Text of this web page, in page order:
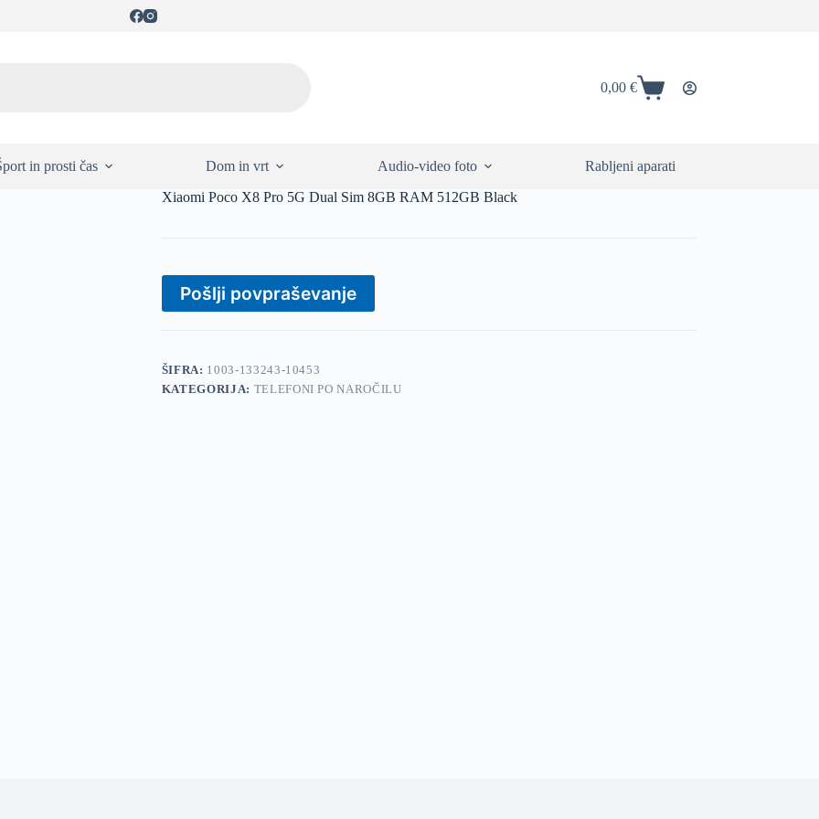
Shopping
0,00 €
in prosti čas Dom in vrt Audio-video foto Rabljeni aparati
Xiaomi Poco X8 Pro 5G Dual Sim 8GB RAM 512GB Black
Pošlji povpraševanje
ŠIFRA: 1003-133243-10453
KATEGORIJA: TELEFONI PO NAROČILU